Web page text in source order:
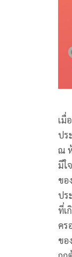
เมื่
ปร
ณ
มีใ
ขอ
ปร
ที่เ
คร
ขอ